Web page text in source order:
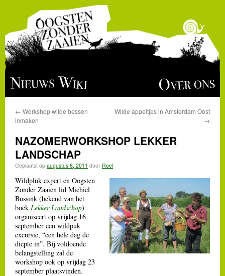
Ga
naar
inhoud
Nieuws Wiki Over ons
← Workshop wilde bessen
inmaken
Wilde appeltjes in Amsterdam Oost
→
NAZOMERWORKSHOP LEKKER
LANDSCHAP
Geplaatst op augustus 6, 2011 door Roel
Wildpluk expert en Oogsten
Zonder Zaaien lid Michiel
Bussink (bekend van het
boek Lekker Landschap)
organiseert op vrijdag 16
september een wildpuk
excursie, “een hele dag de
diepte in”. Bij voldoende
belangstelling zal de
workshop ook op vrijdag 23
september plaatsvinden.